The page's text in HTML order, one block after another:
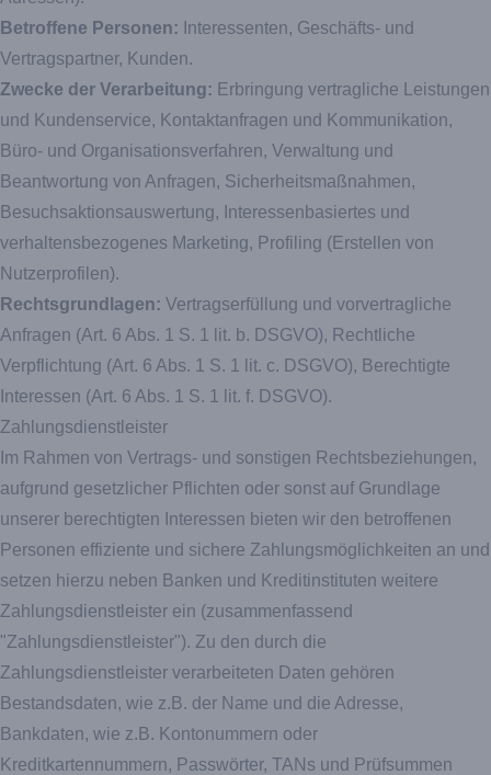
Betroffene Personen: Interessenten, Geschäfts- und
Vertragspartner, Kunden.
Zwecke der Verarbeitung: Erbringung vertragliche Leistungen
und Kundenservice, Kontaktanfragen und Kommunikation,
Büro- und Organisationsverfahren, Verwaltung und
Beantwortung von Anfragen, Sicherheitsmaßnahmen,
Besuchsaktionsauswertung, Interessenbasiertes und
verhaltensbezogenes Marketing, Profiling (Erstellen von
Nutzerprofilen).
Rechtsgrundlagen: Vertragserfüllung und vorvertragliche
Anfragen (Art. 6 Abs. 1 S. 1 lit. b. DSGVO), Rechtliche
Verpflichtung (Art. 6 Abs. 1 S. 1 lit. c. DSGVO), Berechtigte
Interessen (Art. 6 Abs. 1 S. 1 lit. f. DSGVO).
Zahlungsdienstleister
Im Rahmen von Vertrags- und sonstigen Rechtsbeziehungen,
aufgrund gesetzlicher Pflichten oder sonst auf Grundlage
unserer berechtigten Interessen bieten wir den betroffenen
Personen effiziente und sichere Zahlungsmöglichkeiten an und
setzen hierzu neben Banken und Kreditinstituten weitere
Zahlungsdienstleister ein (zusammenfassend
"Zahlungsdienstleister"). Zu den durch die
Zahlungsdienstleister verarbeiteten Daten gehören
Bestandsdaten, wie z.B. der Name und die Adresse,
Bankdaten, wie z.B. Kontonummern oder
Kreditkartennummern, Passwörter, TANs und Prüfsummen